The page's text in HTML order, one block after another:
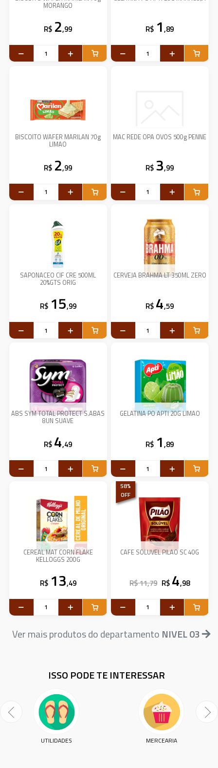
MORANGO
R$ 2,99 R$ 1,89
BISCOITO WAFER MARILAN 70g
LIMAO
R$ 2,99
MAC REDE OPA OVOS 500g PENNE
R$ 3,99
SAPONACEO CIF CRE 500ML
20%GTS ORIG
R$ 15,99
CERVEJA BRAHMA LT 350ML ZERO
R$ 4,59
ABS SYM TOTAL PROTECT S.ABAS
8UN SUAVE
R$ 4,49
GELATINA PO APTI 20G LIMAO
R$ 1,89
CEREAL MAT CORN FLAKE
KELLOGGS 200G
R$ 13,49
58%
OFF
CAFE SOLUVEL PILAO SC 40G
R$ 11,79 R$ 4,98
Ver mais produtos do departamento NIVEL 03
ISSO PODE TE INTERESSAR
UTILIDADES MERCEARIA